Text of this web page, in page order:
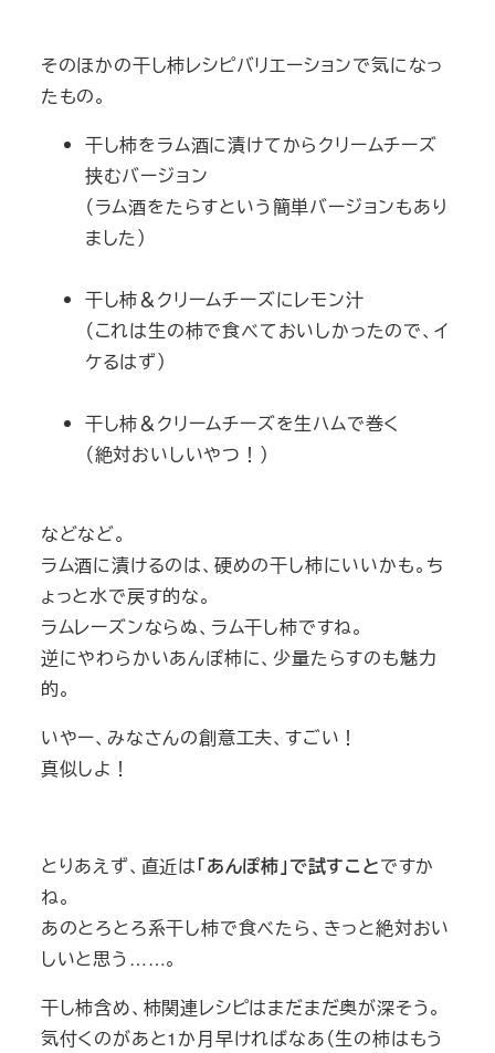
そのほかの干し柿レシピバリエーションで気になっ
たもの。
干し柿をラム酒に漬けてからクリームチーズ
挟むバージョン
（ラム酒をたらすという簡単バージョンもあり
ました）
干し柿＆クリームチーズにレモン汁
（これは生の柿で食べておいしかったので、イ
ケるはず）
干し柿＆クリームチーズを生ハムで巻く
（絶対おいしいやつ！）
などなど。
ラム酒に漬けるのは、硬めの干し柿にいいかも。ち
ょっと水で戻す的な。
ラムレーズンならぬ、ラム干し柿ですね。
逆にやわらかいあんぽ柿に、少量たらすのも魅力
的。
いやー、みなさんの創意工夫、すごい！
真似しよ！
とりあえず、直近は「あんぽ柿」で試すことですか
ね。
あのとろとろ系干し柿で食べたら、きっと絶対おい
しいと思う……。
干し柿含め、柿関連レシピはまだまだ奥が深そう。
気付くのがあと1か月早ければなあ（生の柿はもう